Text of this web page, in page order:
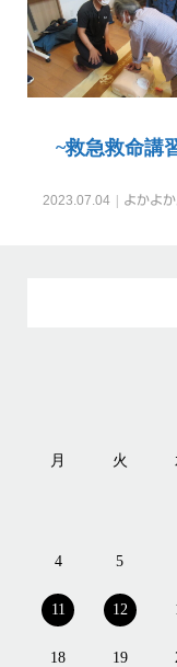
~救急救命講
2023.07.04 よかよか
月 火
4 5
11 12
18 19